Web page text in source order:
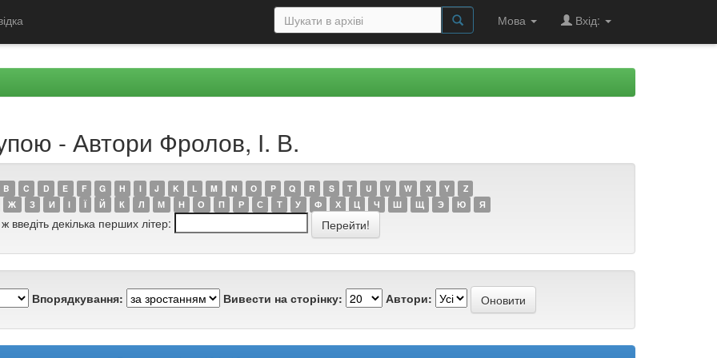
Мова Вхід:
- Автори Фролов, І. В.
B C D E F G H I J K L M N O P Q R S T U V W X Y
Z
Ж З И І Ї Й К Л М Н О П Р С Т У Ф Х Ц Ч Ш Щ Э Ю Я
введіть декілька перших літер:
Впорядкування: Вивести на сторінку: Автори: